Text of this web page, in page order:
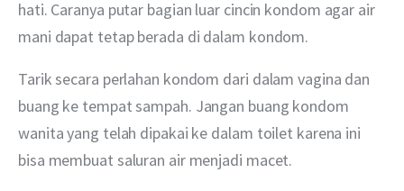
hati. Caranya putar bagian luar cincin kondom agar air
mani dapat tetap berada di dalam kondom.
Tarik secara perlahan kondom dari dalam vagina dan
buang ke tempat sampah. Jangan buang kondom
wanita yang telah dipakai ke dalam toilet karena ini
bisa membuat saluran air menjadi macet.